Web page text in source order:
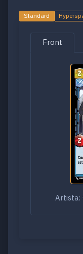
Standard
Front
Artista: